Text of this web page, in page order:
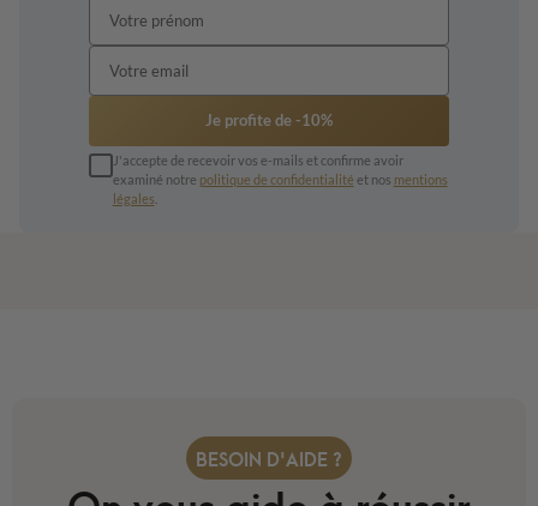
Je profite de -10%
J'accepte de recevoir vos e-mails et confirme avoir
examiné notre politique de confidentialité et nos mentions
légales
BESOIN D'AIDE ?